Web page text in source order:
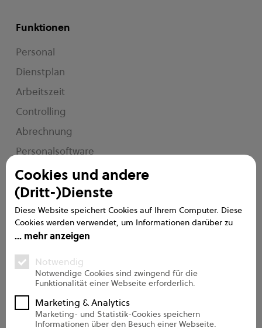
Cookies und andere
(Dritt-)Dienste
Diese Website speichert Cookies auf Ihrem Computer. Diese
Cookies werden verwendet, um Informationen darüber zu
sammeln, wie Sie mit unserer Website interagieren. Wir
zu verbessern und anzupassen, sowie für Analysen und
Messungen zu unseren Besuchern auf dieser Website und
anderen Medien. Weitere Informationen zu den von uns
verwendeten Cookies finden Sie in unseren
Datenschutzbestimmungen.
mehr anzeigen
Notwendig
Notwendige Cookies sind zwingend für die
Funktionalität einer Webseite erforderlich.
Marketing & Analytics
Marketing- und Statistik-Cookies speichern
Informationen über den Besuch einer Webseite.
Funktionen
Personal
Dienstplan
Arbeitszeit
Controlling
Abrechnung
Personalsoftware
e2n me
Service
Handbuch
FAQs
Support
Onboarding Pro